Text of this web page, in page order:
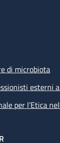
di microbiota
esterni
per l’Etica